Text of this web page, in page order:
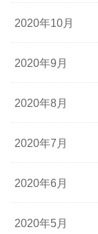
2020年10月
2020年9月
2020年8月
2020年7月
2020年6月
2020年5月